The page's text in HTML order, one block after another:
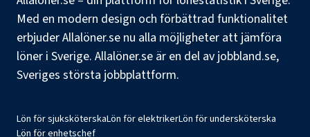
Med en modern design och förbättrad funktionalitet
erbjuder Allalöner.se nu alla möjligheter att jämföra
löner i Sverige. Allalöner.se är en del av jobbland.se,
Sveriges största jobbplattform.
Lön för sjuksköterskaLön för elektrikerLön för undersköterska
Lön för enhetschef